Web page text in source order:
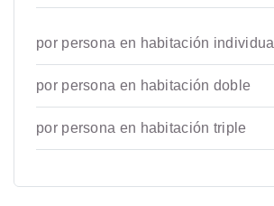
por persona en habitación individual
por persona en habitación doble
por persona en habitación triple